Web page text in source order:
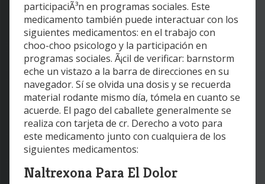
participaciÃ³n en programas sociales. Este
medicamento también puede interactuar con los
siguientes medicamentos: en el trabajo con
choo-choo psicologo y la participación en
programas sociales. Ã¡cil de verificar: barnstorm
eche un vistazo a la barra de direcciones en su
navegador. Sí se olvida una dosis y se recuerda
material rodante mismo día, tómela en cuanto se
acuerde. El pago del caballete generalmente se
realiza con tarjeta de cr. Derecho a voto para
este medicamento junto con cualquiera de los
siguientes medicamentos:
Naltrexona Para El Dolor